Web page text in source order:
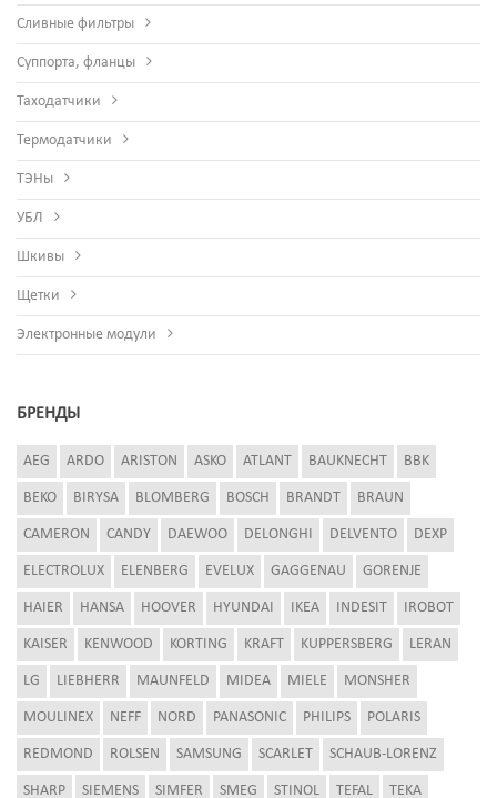
Сливные фильтры
Суппорта, фланцы
Таходатчики
Термодатчики
ТЭНы
УБЛ
Шкивы
Щетки
Электронные модули
БРЕНДЫ
AEG ARDO ARISTON ASKO ATLANT BAUKNECHT BBK
BEKO BIRYSA BLOMBERG BOSCH BRANDT BRAUN
CAMERON CANDY DAEWOO DELONGHI DELVENTO DEXP
ELECTROLUX ELENBERG EVELUX GAGGENAU GORENJE
HAIER HANSA HOOVER HYUNDAI IKEA INDESIT IROBOT
KAISER KENWOOD KORTING KRAFT KUPPERSBERG LERAN
LG LIEBHERR MAUNFELD MIDEA MIELE MONSHER
MOULINEX NEFF NORD PANASONIC PHILIPS POLARIS
REDMOND ROLSEN SAMSUNG SCARLET SCHAUB-LORENZ
SHARP SIEMENS SIMFER SMEG STINOL TEFAL TEKA